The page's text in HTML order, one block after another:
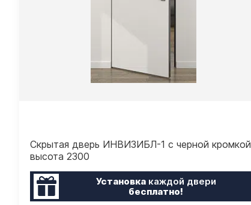
Скрытая дверь ИНВИЗИБЛ-1 с черной кромкой
высота 2300
Установкакаждой двери
бесплатно!